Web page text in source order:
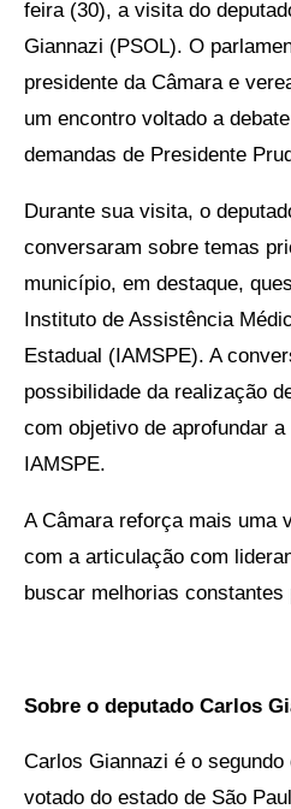
feira (30), a visita do
Giannazi (PSOL). O
presidente da Câmara e
um encontro voltado a
demandas de Presidente
Durante sua visita, o
conversaram sobre temas
município, em destaque,
Instituto de Assistência
Estadual (IAMSPE). A
possibilidade da realização
com objetivo de aprofundar
IAMSPE.
A Câmara reforça mais uma
com a articulação com
buscar melhorias constantes
Sobre o deputado Carlos
Carlos Giannazi é o
votado do estado de São